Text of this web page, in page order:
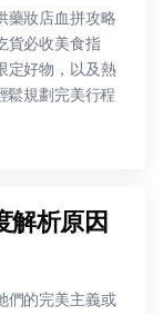
藥妝店血拼攻略
貨必收美食指
定好物，以及熱
鬆規劃完美行程
解析原因
們的完美主義或